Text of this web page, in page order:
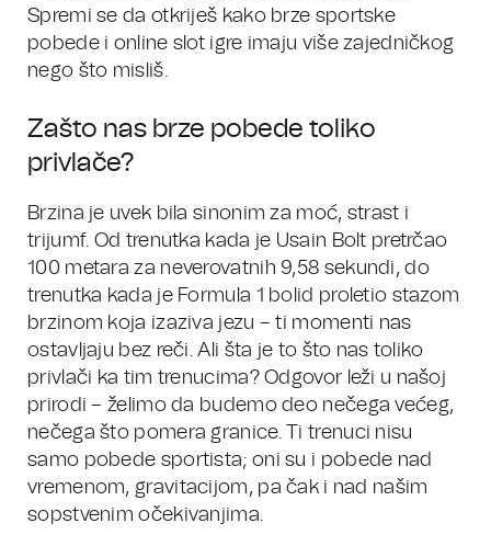
Spremi se da otkriješ kako brze sportske
pobede i online slot igre imaju više zajedničkog
nego što misliš.
Zašto nas brze pobede toliko
privlače?
Brzina je uvek bila sinonim za moć, strast i
trijumf. Od trenutka kada je Usain Bolt pretrčao
100 metara za neverovatnih 9,58 sekundi, do
trenutka kada je Formula 1 bolid proletio stazom
brzinom koja izaziva jezu – ti momenti nas
ostavljaju bez reči. Ali šta je to što nas toliko
privlači ka tim trenucima? Odgovor leži u našoj
prirodi – želimo da budemo deo nečega većeg,
nečega što pomera granice. Ti trenuci nisu
samo pobede sportista; oni su i pobede nad
vremenom, gravitacijom, pa čak i nad našim
sopstvenim očekivanjima.